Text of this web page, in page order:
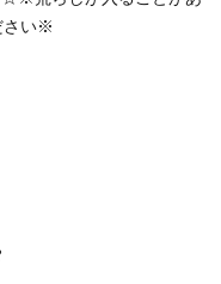
さい※